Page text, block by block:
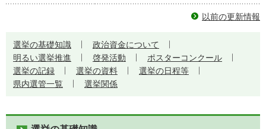
以前の更新情報
選挙の基礎知識
政治資金について
明るい選挙推進
啓発活動
ポスターコンクール
選挙の記録
選挙の資料
選挙の日程等
県内選管一覧
選挙関係